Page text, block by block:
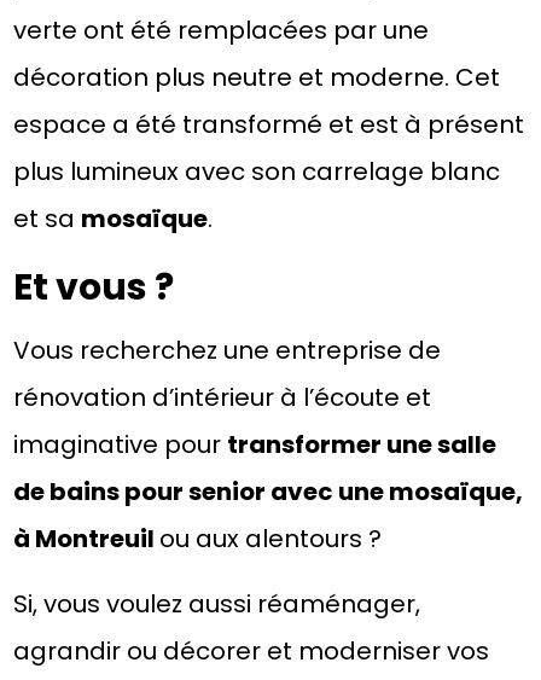
verte ont été remplacées par une
décoration plus neutre et moderne. Cet
espace a été transformé et est à présent
plus lumineux avec son carrelage blanc
et sa mosaïque.
Et vous ?
Vous recherchez une entreprise de
rénovation d’intérieur à l’écoute et
imaginative pour transformer une salle
de bains pour senior avec une mosaïque,
à Montreuil ou aux alentours ?
Si, vous voulez aussi réaménager,
agrandir ou décorer et moderniser vos